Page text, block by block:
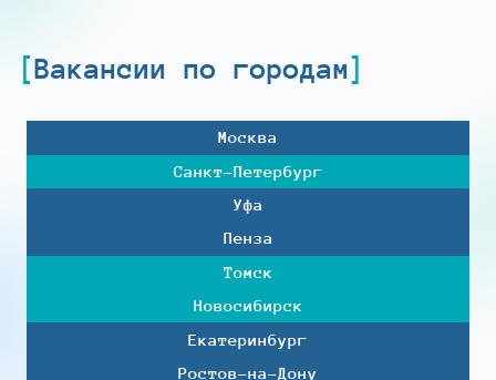
Вакансии по городам
Москва
Санкт-Петербург
Уфа
Пенза
Томск
Новосибирск
Екатеринбург
Ростов-на-Дону